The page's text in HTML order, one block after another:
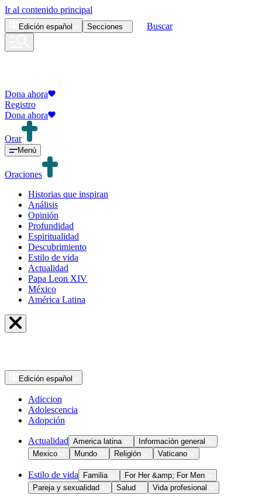
Ir al contenido principal
Edición español Secciones Buscar
Dona ahora
Registro
Dona ahora
Orar
Menú
Oraciones
Historias que inspiran
Análisis
Opinión
Profundidad
Espiritualidad
Descubrimiento
Estilo de vida
Actualidad
Papa Leon XIV
México
América Latina
Edición español
Adiccion
Adolescencia
Adopción
Actualidad America latina
Información general
Mexico
Mundo Religión Vaticano
Estilo de vida Familia
For Her &amp; For Men
Pareja y sexualidad
Salud Vida profesional